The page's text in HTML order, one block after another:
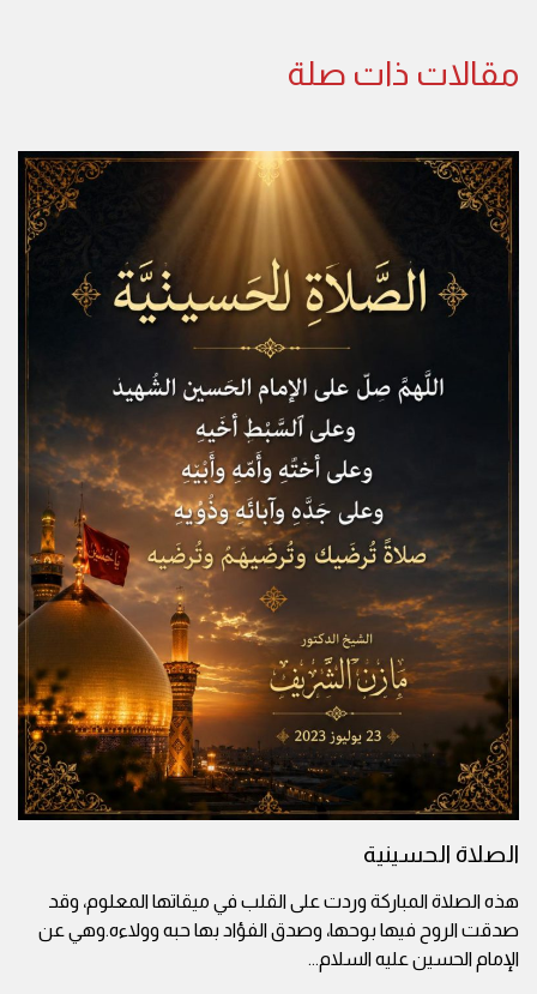
مقالات ذات صلة
الصلاة الحسينية
هذه الصلاة المباركة وردت على القلب في ميقاتها المعلوم، وقد
صدقت الروح فيها بوحها، وصدق الفؤاد بها حبه وولاءه.وهي عن
الإمام الحسين عليه السلام...